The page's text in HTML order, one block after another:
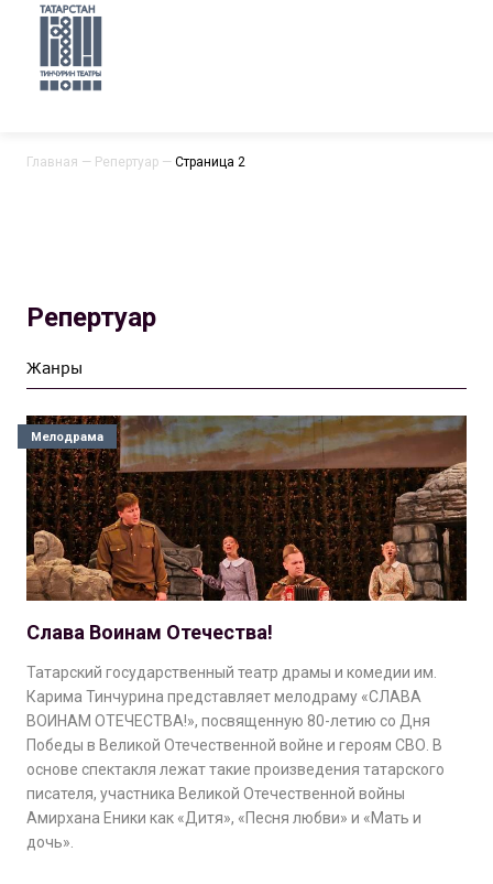
Главная — Репертуар — Страница 2
Репертуар
Слава Воинам Отечества!
Татарский государственный театр драмы и комедии им.
Карима Тинчурина представляет мелодраму «СЛАВА
ВОИНАМ ОТЕЧЕСТВА!», посвященную 80-летию со Дня
Победы в Великой Отечественной войне и героям СВО. В
основе спектакля лежат такие произведения татарского
писателя, участника Великой Отечественной войны
Амирхана Еники как «Дитя», «Песня любви» и «Мать и
дочь».
Мелодрама